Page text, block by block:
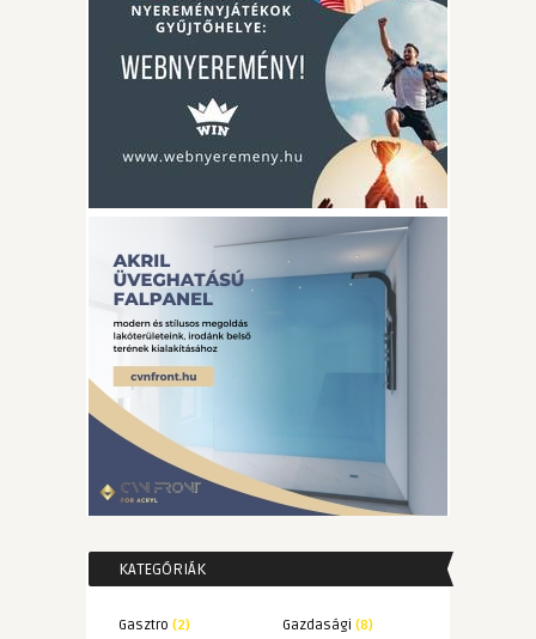
KATEGÓRIÁK
Gasztro (2) Gazdasági (8)